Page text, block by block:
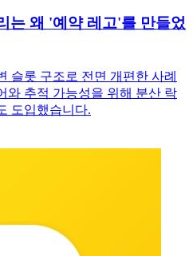
는 왜 '예약 레고'를 만들었
슬롯 구조로 전면 개편한 사례
와 추적 가능성을 위해 분산 락
도입했습니다.